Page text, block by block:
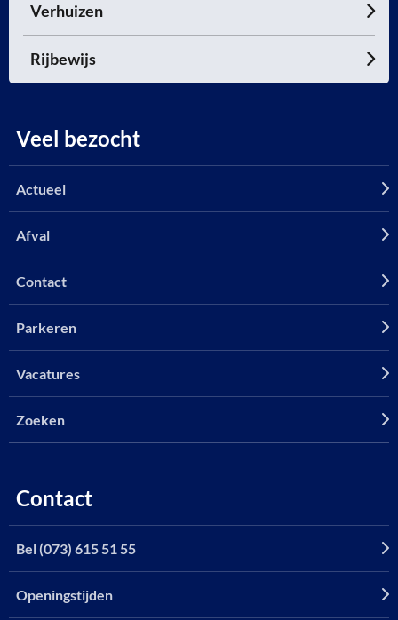
Verhuizen
Rijbewijs
Veel bezocht
Actueel
Afval
Contact
Parkeren
Vacatures
Zoeken
Contact
Bel (073) 615 51 55
Openingstijden